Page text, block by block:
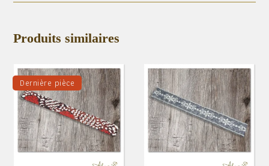
Produits similaires
Dernière pièce